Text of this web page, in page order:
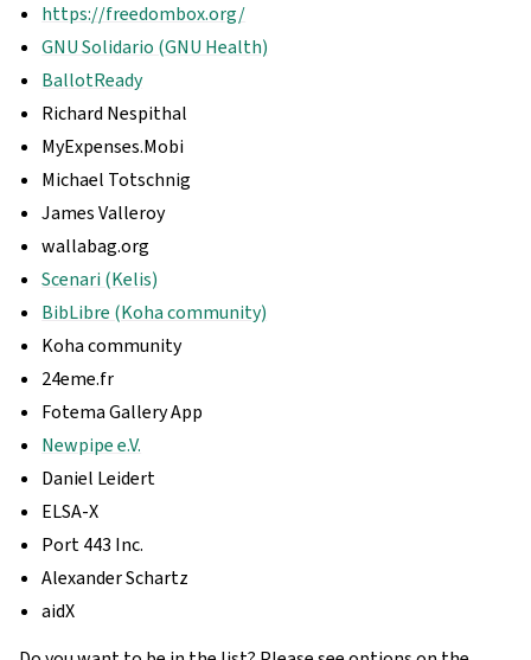
https://freedombox.org/
GNU Solidario (GNU Health)
BallotReady
Richard Nespithal
MyExpenses.Mobi
Michael Totschnig
James Valleroy
wallabag.org
Scenari (Kelis)
BibLibre (Koha community)
Koha community
24eme.fr
Fotema Gallery App
Newpipe e.V.
Daniel Leidert
ELSA-X
Port 443 Inc.
Alexander Schartz
aidX